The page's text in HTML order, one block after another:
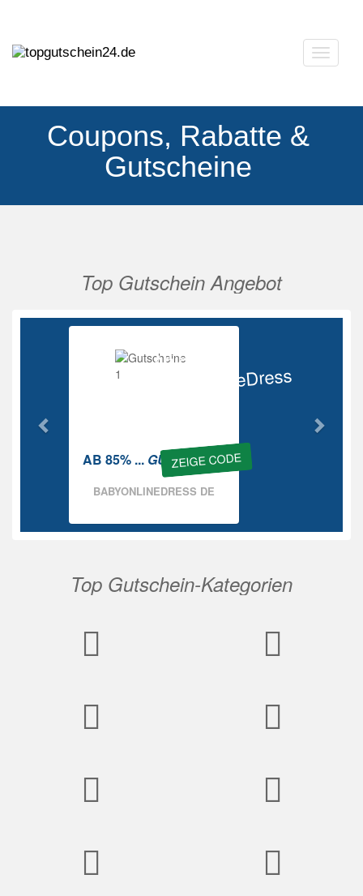
Coupons, Rabatte &
Gutscheine
Top Gutschein Angebot
Ab 85%
BabyOnlineDress
ZEIGE CODE
AB 85% ... GUTSCHEIN
BABYONLINEDRESS DE
Vorherige
Top Gutschein-Kategorien